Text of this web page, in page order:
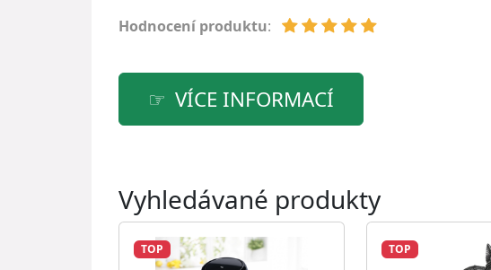
Hodnocení produktu:
VÍCE INFORMACÍ
Vyhledávané produkty
TOP TOP